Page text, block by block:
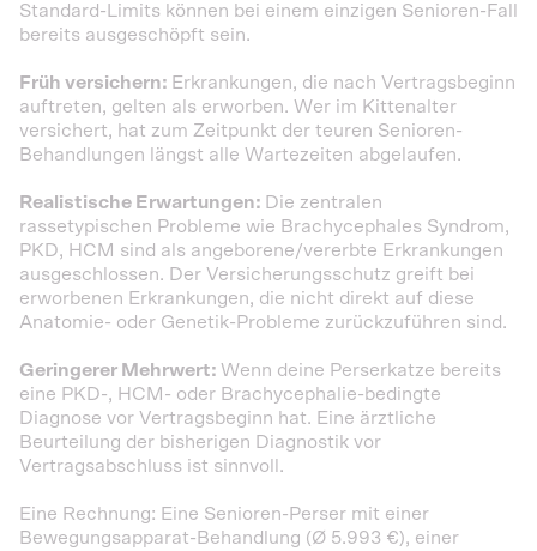
Standard-Limits können bei einem einzigen Senioren-Fall
bereits ausgeschöpft sein.
Früh versichern: Erkrankungen, die nach Vertragsbeginn
auftreten, gelten als erworben. Wer im Kittenalter
versichert, hat zum Zeitpunkt der teuren Senioren-
Behandlungen längst alle Wartezeiten abgelaufen.
Realistische Erwartungen: Die zentralen
rassetypischen Probleme wie Brachycephales Syndrom,
PKD, HCM sind als angeborene/vererbte Erkrankungen
ausgeschlossen. Der Versicherungsschutz greift bei
erworbenen Erkrankungen, die nicht direkt auf diese
Anatomie- oder Genetik-Probleme zurückzuführen sind.
Geringerer Mehrwert: Wenn deine Perserkatze bereits
eine PKD-, HCM- oder Brachycephalie-bedingte
Diagnose vor Vertragsbeginn hat. Eine ärztliche
Beurteilung der bisherigen Diagnostik vor
Vertragsabschluss ist sinnvoll.
Eine Rechnung: Eine Senioren-Perser mit einer
Bewegungsapparat-Behandlung (Ø 5.993 €), einer